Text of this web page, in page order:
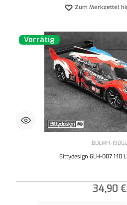
Zum Merkzettel
Vorrätig
BDLMH-
Bittydesign GLH-007 1:10
34,90